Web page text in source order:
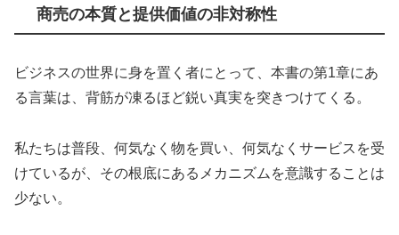
商売の本質と提供価値の非対称性
ビジネスの世界に身を置く者にとって、本書の第1章にあ
る言葉は、背筋が凍るほど鋭い真実を突きつけてくる。
私たちは普段、何気なく物を買い、何気なくサービスを受
けているが、その根底にあるメカニズムを意識することは
少ない。